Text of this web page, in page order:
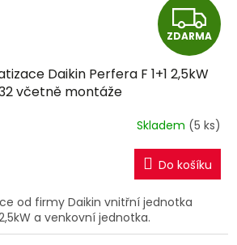
Z
D
A
R
M
A
ZDARMA
Daikin Perfera F 1+1 2,5kW
včetně montáže
Skladem (5 ks)
Do košíku
od firmy Daikin vnitřní jednotka
a venkovní jednotka.